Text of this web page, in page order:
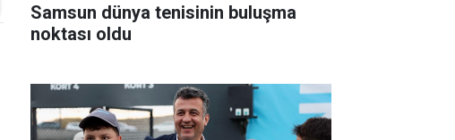
Samsun dünya tenisinin buluşma
noktası oldu